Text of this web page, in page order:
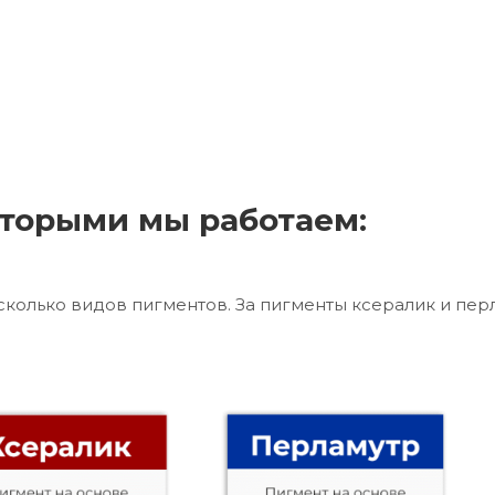
мы работаем:
видов пигментов. За пигменты ксералик и